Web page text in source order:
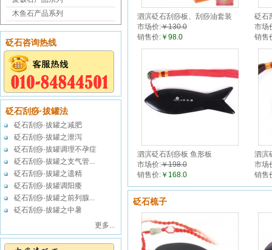
木鱼石产品系列
砭石咨询热线
砭石刮痧·拔罐法
砭石刮痧·拔罐之减肥
砭石刮痧·拔罐之泄泻
砭石刮痧·拔罐调理不孕症
砭石刮痧·拔罐之支气管...
砭石刮痧·拔罐之遗精
砭石刮痧·拔罐调阳痿
砭石刮痧·拔罐之前列腺...
砭石刮痧·拔罐之中暑
更多...
泗滨砭石刮痧板、刮痧油套装
市场价:￥130.0
销售价: ￥98.0
砭石
50ml
市场
销售
泗滨砭石刮痧板 鱼形板
市场价:￥198.0
销售价: ￥168.0
泗滨
市场
销售
砭石梳子